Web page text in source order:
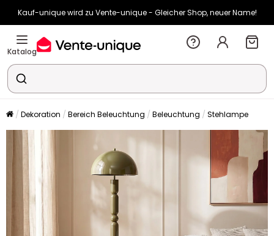
Kauf-unique wird zu Vente-unique - Gleicher Shop, neuer Name!
-10% ab €400 mitHEAT10auf Vente-unique-Produkte
Noch:
Katalog
Dekoration Bereich Beleuchtung Beleuchtung Stehlampe